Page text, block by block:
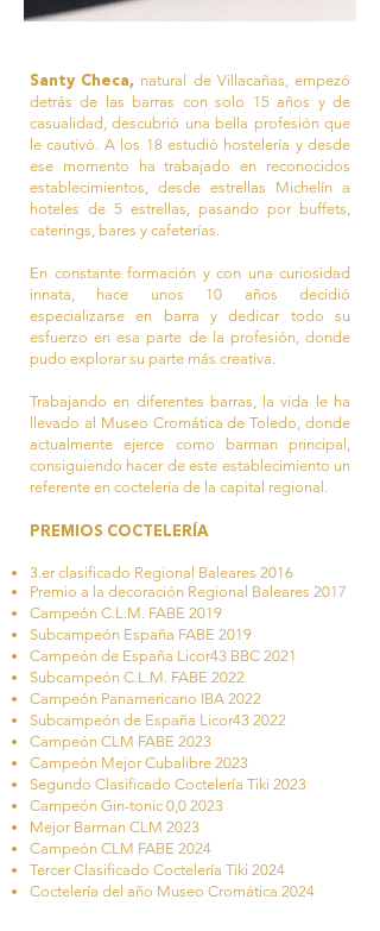
Santy Checa, natural de Villacañas, empezó
detrás de las barras con solo 15 años y de
casualidad, descubrió una bella profesión que
le cautivó. A los 18 estudió hostelería y desde
ese momento ha trabajado en reconocidos
establecimientos, desde estrellas Michelín a
hoteles de 5 estrellas, pasando por buffets,
caterings, bares y cafeterías.
En constante formación y con una curiosidad
innata, hace unos 10 años decidió
especializarse en barra y dedicar todo su
esfuerzo en esa parte de la profesión, donde
pudo explorar su parte más creativa.
Trabajando en diferentes barras, la vida le ha
llevado al Museo Cromática de Toledo, donde
actualmente ejerce como barman principal,
consiguiendo hacer de este establecimiento un
referente en coctelería de la capital regional.
PREMIOS COCTELERÍA
3.er clasificado Regional Baleares 2016
Premio a la decoración Regional Baleares 2017
Campeón C.L.M. FABE 2019
Subcampeón España FABE 2019
Campeón de España Licor43 BBC 2021
Subcampeón C.L.M. FABE 2022
Campeón Panamericano IBA 2022
Subcampeón de España Licor43 2022
Campeón CLM FABE 2023
Campeón Mejor Cubalibre 2023
Segundo Clasificado Coctelería Tiki 2023
Campeón Gin-tonic 0,0 2023
Mejor Barman CLM 2023
Campeón CLM FABE 2024
Tercer Clasificado Coctelería Tiki 2024
Coctelería del año Museo Cromática 2024